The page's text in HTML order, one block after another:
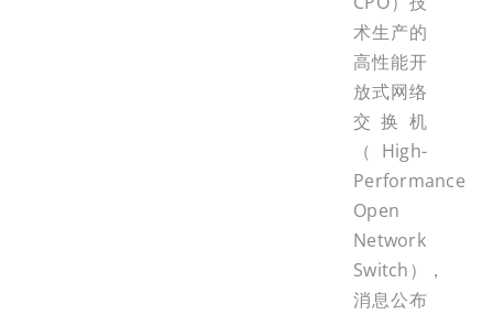
术生产的
高性能开
放式网络
交换机
（High-
Performance
Open
Network
Switch），
消息公布